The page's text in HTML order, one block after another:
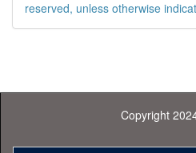
reserved, unless otherwise
Copyright